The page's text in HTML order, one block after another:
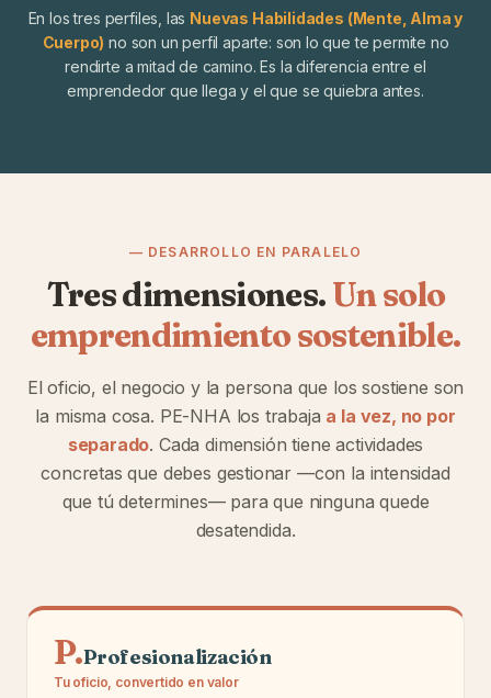
En los tres perfiles, las Nuevas Habilidades (Mente, Alma y
Cuerpo) no son un perfil aparte: son lo que te permite no
rendirte a mitad de camino. Es la diferencia entre el
emprendedor que llega y el que se quiebra antes.
— DESARROLLO EN PARALELO
Tres dimensiones.Un solo
emprendimiento sostenible.
El oficio, el negocio y la persona que los sostiene son
la misma cosa. PE-NHA los trabaja a la vez, no por
separado. Cada dimensión tiene actividades
concretas que debes gestionar —con la intensidad
que tú determines— para que ninguna quede
desatendida.
P.Profesionalización
Tu oficio, convertido en valor